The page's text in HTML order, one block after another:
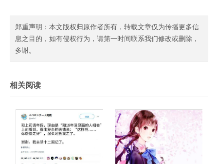
郑重声明：本文版权归原作者所有，转载文章仅为传播更多信
息之目的，如有侵权行为，请第一时间联系我们修改或删除，
多谢。
相关阅读